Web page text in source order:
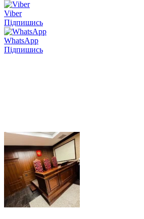
Viber
Підпишись
WhatsApp
Підпишись